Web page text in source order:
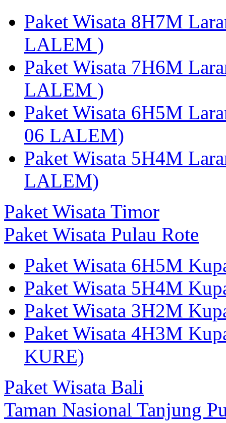
Paket Wisata 8H7M
LALEM )
Paket Wisata 7H6M
LALEM )
Paket Wisata 6H5M
06 LALEM)
Paket Wisata 5H4M
LALEM)
Paket Wisata Timor
Paket Wisata Pulau Rote
Paket Wisata 6H5M
Paket Wisata 5H4M
Paket Wisata 3H2M
Paket Wisata 4H3M
KURE)
Paket Wisata Bali
Taman Nasional Tanjung